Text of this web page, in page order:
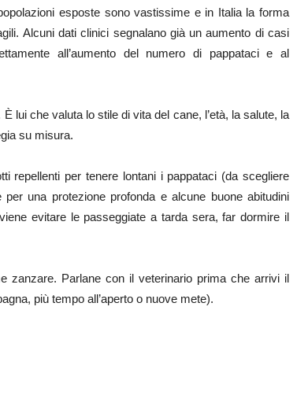
esposte sono vastissime e in Italia la forma
Alcuni dati clinici segnalano già un aumento di casi
all’aumento del numero di pappataci e al
lui che valuta lo stile di vita del cane, l’età, la salute, la
su misura.
repellenti per tenere lontani i pappataci (da scegliere
una protezione profonda e alcune buone abitudini
evitare le passeggiate a tarda sera, far dormire il
zanzare. Parlane con il veterinario prima che arrivi il
più tempo all’aperto o nuove mete).